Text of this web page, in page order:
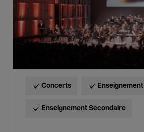
Concerts Enseignement
Enseignement Secondaire